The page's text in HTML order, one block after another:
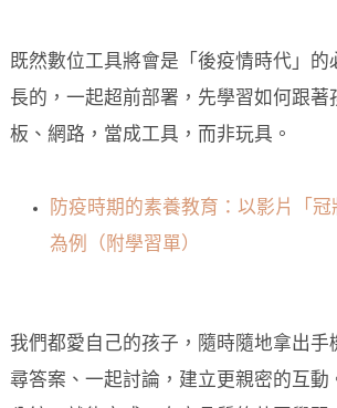
既然數位工具將會是「後疫情時代」的
長的，一起超前部署，先學習如何跟著
板、網路，當成工具，而非玩具。
防疫時期的素養教育：以影片「冠
為例（附學習單）
我們都愛自己的孩子，隨時隨地拿出手
尋答案、一起討論，建立更親密的互動